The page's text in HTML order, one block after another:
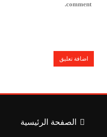
comment.
الصفحة الرئيسية